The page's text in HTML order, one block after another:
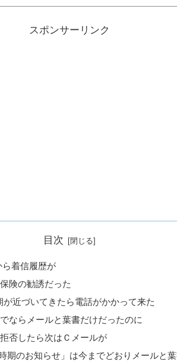
スポンサーリンク
目次
着信履歴が
険の勧誘だった
近づいてきたら電話がかかって来た
ならメールと葉書だけだったのに
否したら次はＣメールが
期のお知らせ」は今までどおりメールと